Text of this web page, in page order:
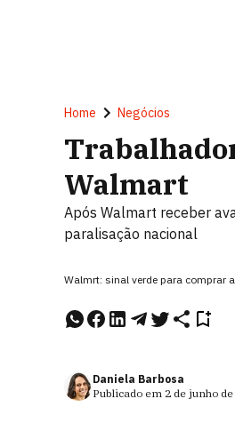
Home Negócios
Walmart
Após Walmart receber
paralisação nacional
Walmrt: sinal verde para comprar
Daniela Barbosa
Publicado em 2 de junho de